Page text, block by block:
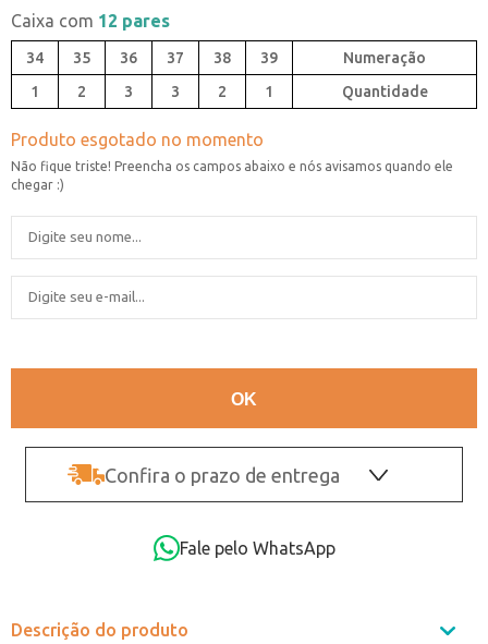
Caixa com 12 pares
34 35 36 37 38
39
1
2 3 3 2 1 Quantidade
Confira o prazo de entrega
Fale pelo WhatsApp
Descrição do produto